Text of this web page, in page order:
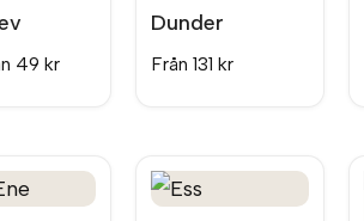
49 kr
Dunder
Från 131 kr